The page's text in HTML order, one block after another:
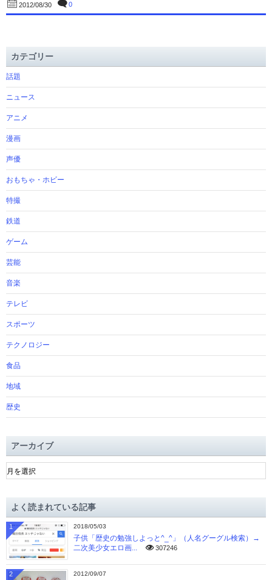
2012/08/30 0
カテゴリー
話題
ニュース
アニメ
漫画
声優
おもちゃ・ホビー
特撮
鉄道
ゲーム
芸能
音楽
テレビ
スポーツ
テクノロジー
食品
地域
歴史
アーカイブ
ア
ー
ブよく読まれている記事
2018/05/03
子供「歴史の勉強しよっと^_^」（人名グーグル検索）→
二次美少女エロ画...
307246
1
2012/09/07
2